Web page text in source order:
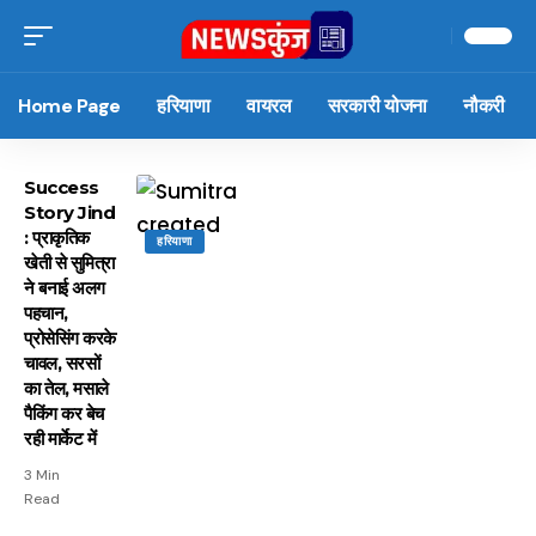
Home Page हरियाणा वायरल सरकारी योजना नौकरी
हरियाणा
Success
Story Jind
: प्राकृतिक
खेती से सुमित्रा
ने बनाई अलग
पहचान,
प्रोसेसिंग करके
चावल, सरसों
का तेल, मसाले
पैकिंग कर बेच
रही मार्केट में
3 Min
Read